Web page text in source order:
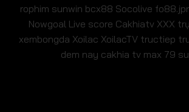
rophim sunwin bcx88 Socolive
Nowgoal Live score Cakhiatv XXX
xembongda Xoilac XoilacTV tructiep
dem nay cakhia tv max 79